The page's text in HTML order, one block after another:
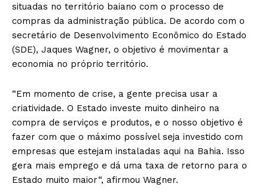
situadas no território baiano com o processo de
compras da administração pública. De acordo com o
secretário de Desenvolvimento Econômico do Estado
(SDE), Jaques Wagner, o objetivo é movimentar a
economia no próprio território.
“Em momento de crise, a gente precisa usar a
criatividade. O Estado investe muito dinheiro na
compra de serviços e produtos, e o nosso objetivo é
fazer com que o máximo possível seja investido com
empresas que estejam instaladas aqui na Bahia. Isso
gera mais emprego e dá uma taxa de retorno para o
Estado muito maior“, afirmou Wagner.